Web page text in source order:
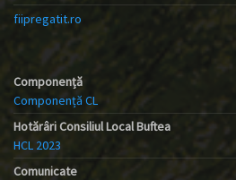
fiipregatit.ro
Componență
Componență CL
Hotărâri Consiliul Local Buftea
HCL 2023
Comunicate